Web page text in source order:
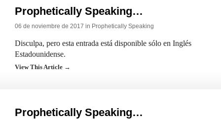
Prophetically Speaking…
06 de noviembre de 2017 in Prophetically Speaking
Disculpa, pero esta entrada está disponible sólo en Inglés
Estadounidense.
View This Article →
Prophetically Speaking…